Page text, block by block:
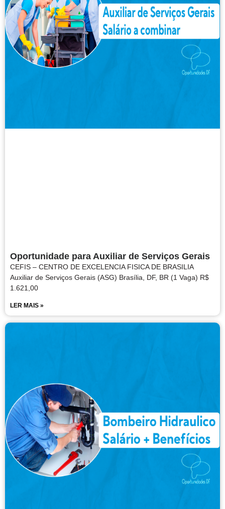
Oportunidade para Auxiliar de Serviços Gerais
CEFIS – CENTRO DE EXCELENCIA FISICA DE BRASILIA
Auxiliar de Serviços Gerais (ASG) Brasília, DF, BR (1 Vaga) R$
1.621,00
LER MAIS »